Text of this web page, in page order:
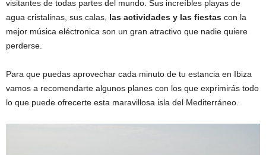
visitantes de todas partes del mundo. Sus increíbles playas de
agua cristalinas, sus calas, las actividades y las fiestas con la
mejor música eléctronica son un gran atractivo que nadie quiere
perderse.
Para que puedas aprovechar cada minuto de tu estancia en Ibiza
vamos a recomendarte algunos planes con los que exprimirás todo
lo que puede ofrecerte esta maravillosa isla del Mediterráneo.